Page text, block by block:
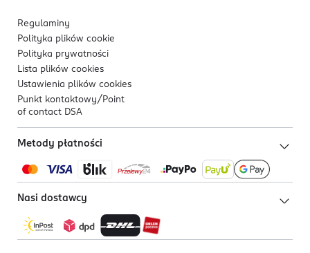
Regulaminy
Polityka plików cookie
Polityka prywatności
Lista plików cookies
Ustawienia plików cookies
Punkt kontaktowy/ Point
of contact DSA
Metody płatności
Nasi dostawcy